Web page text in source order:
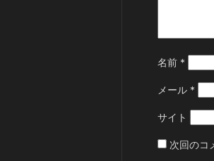
名前 *
メール *
サイト
次回のコ